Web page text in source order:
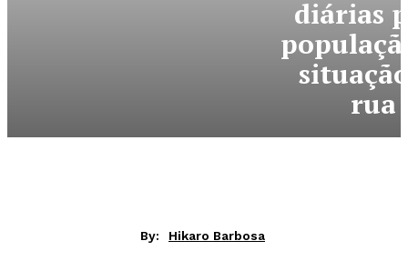
diárias
rua
By: Hikaro Barbosa